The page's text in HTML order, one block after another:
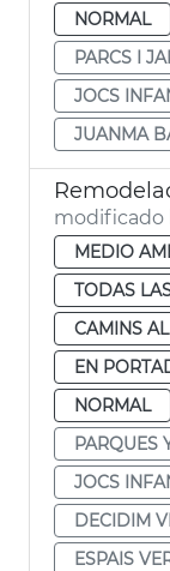
NORMAL
PARCS I
JOCS
JUANMA
modificado
MEDIO
TODAS
CAMINS
EN
NORMAL
PARQUES
JOCS
DECIDIM
ESPAIS